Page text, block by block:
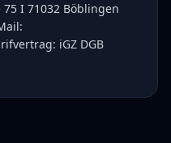
I 71032 Böblingen
iGZ DGB